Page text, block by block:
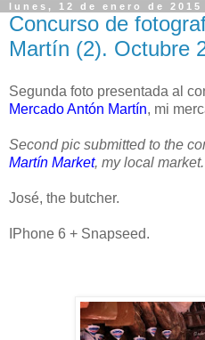
lunes, 12 de enero de 2015
Concurso de
Martín (2). Octubre
Segunda foto presentada al
Mercado Antón Martín, mi
Second pic submitted to the
Martín Market, my local market.
José, the butcher.
IPhone 6 + Snapseed.